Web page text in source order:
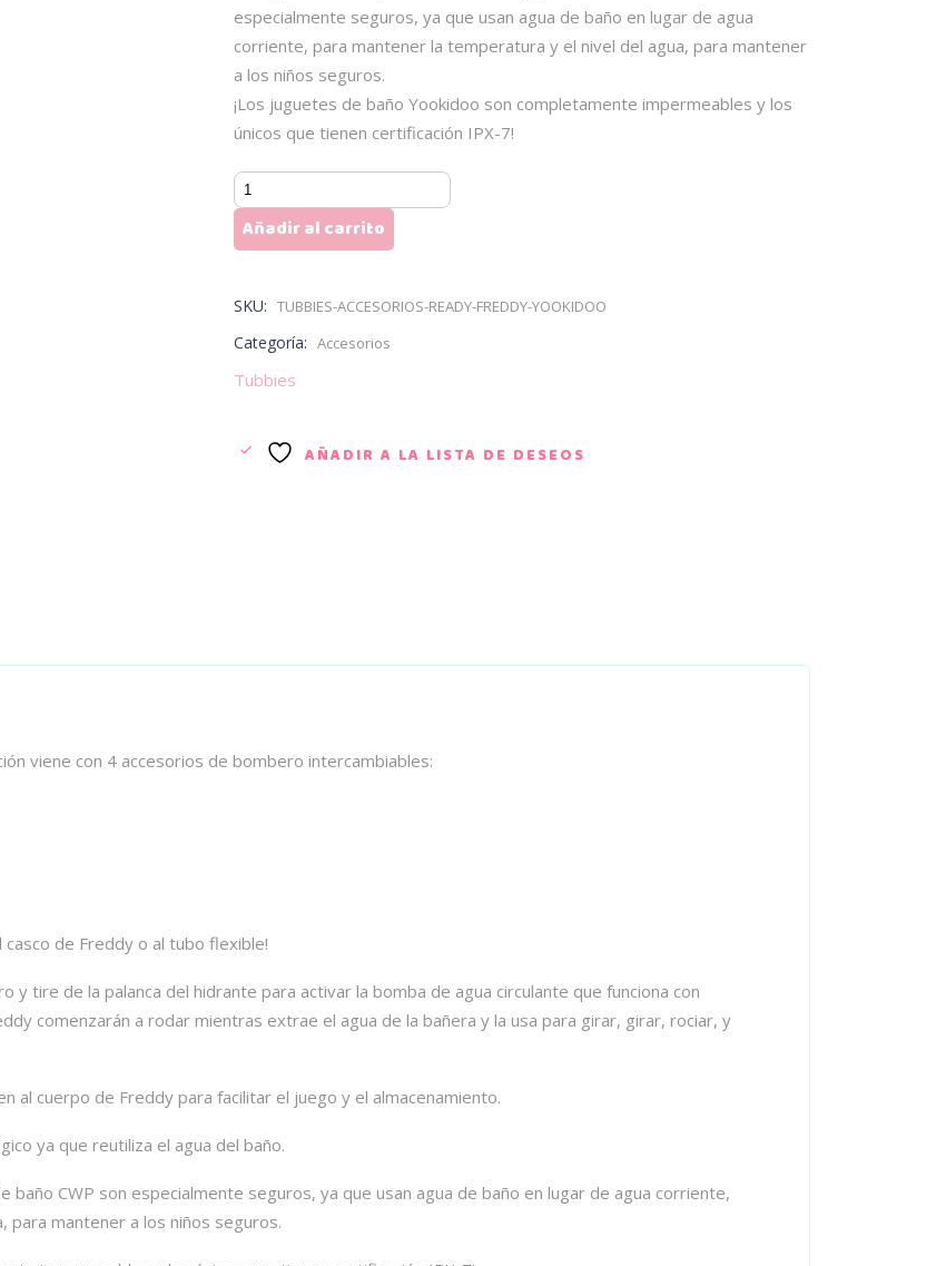
especialmente seguros, ya que usan agua de baño en lugar de agua
corriente, para mantener la temperatura y el nivel del agua, para mantener
a los niños seguros.
¡Los juguetes de baño Yookidoo son completamente impermeables y los
únicos que tienen certificación IPX-7!
Ready
Freddy
Yookidoo
Añadir al carrito
SKU: TUBBIES-ACCESORIOS-READY-FREDDY-YOOKIDOO
Categoría: Accesorios
Tubbies
AÑADIR A LA LISTA DE DESEOS
viene con 4 accesorios de bombero intercambiables:
de Freddy o al tubo flexible!
y tire de la palanca del hidrante para activar la bomba de agua circulante que funciona con
comenzarán a rodar mientras extrae el agua de la bañera y la usa para girar, girar, rociar, y
al cuerpo de Freddy para facilitar el juego y el almacenamiento.
ya que reutiliza el agua del baño.
CWP son especialmente seguros, ya que usan agua de baño en lugar de agua corriente,
para mantener a los niños seguros.